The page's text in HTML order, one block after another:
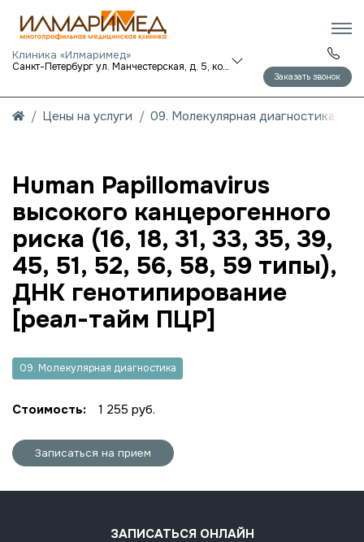
Клиника «Илмаримед»
Санкт-Петербург ул. Манчестерская, д. 5, корп. 1
Заказать звонок
Цены на услуги 09. Молекулярная диагностика
Human Papillomavirus
высокого канцерогенного
риска (16, 18, 31, 33, 35, 39,
45, 51, 52, 56, 58, 59 типы),
ДНК генотипирование
[реал-тайм ПЦР]
09. Молекулярная диагностика
Стоимость: 1 255 руб.
Записаться на прием
ЗАПИСАТЬСЯ ОНЛАЙН